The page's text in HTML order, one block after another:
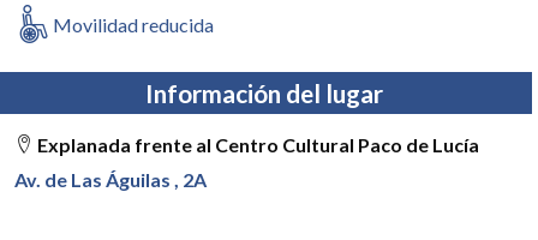
Movilidad reducida
Información del lugar
Explanada frente al Centro Cultural Paco de Lucía
Av. de Las Águilas , 2A